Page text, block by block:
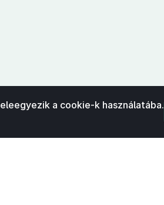
a cookie-k használatába.